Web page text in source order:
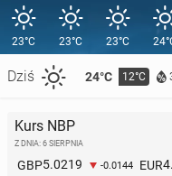
23°C
Dziś 24°C 12°C
23°C 23°C
Kurs NBP
Z DNIA: 6 SIERPNIA
GBP5.0219 -0.0144 EUR